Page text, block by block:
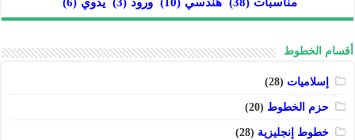
مناسبات (38) هندسي (10) ورود (3) يدوي (6)
أقسام الخطوط
إسلاميات (28)
حزم الخطوط (20)
خطوط إنجليزية (28)